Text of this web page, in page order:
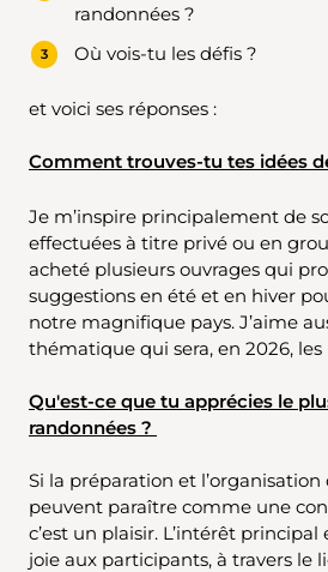
randonnées ?
Où vois-tu les défis ?
et voici ses réponses :
Comment trouves-tu tes idées
Je m’inspire principalement de
effectuées à titre privé ou en
acheté plusieurs ouvrages qui
suggestions en été et en hiver
notre magnifique pays. J’aime
thématique qui sera, en 2026, les
Qu'est-ce que tu apprécies le
randonnées ?
Si la préparation et l’organisation
peuvent paraître comme une
c’est un plaisir. L’intérêt
joie aux participants, à travers le